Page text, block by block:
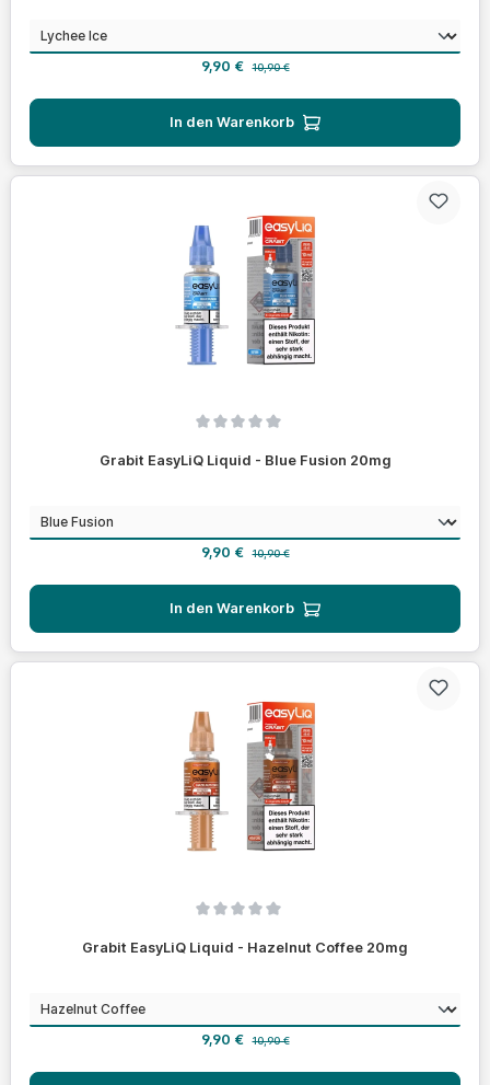
Geschmack
Verkaufspreis:
9,90 € 10,90 €
In den Warenkorb
Grabit EasyLiQ Liquid - Blue Fusion 20mg
Geschmack
Verkaufspreis:
9,90 € Regulärer Preis:
10,90 €
In den Warenkorb
Grabit EasyLiQ Liquid - Hazelnut Coffee 20mg
Geschmackauswählen
Verkaufspreis:
9,90 € 10,90 €